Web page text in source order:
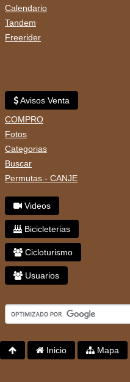
Calendario
Tandem
Freerider
Avisos Venta
COMPRO
Fotos
Categorias
Buscar
Permutas - CANJE
Videos
Bicicleterias
Cicloturismo
Usuarios
Inicio Mapa